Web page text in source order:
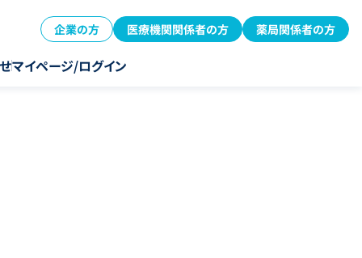
企業の方 医療機関関係者の方 薬局関係者の方
マイページ/ログイン